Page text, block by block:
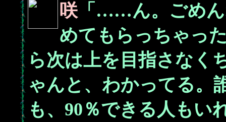
咲 「……ん。ごめ
めてもらっちゃっ
ら次は上を目指さな
ゃんと、わかってる。
も、90％できる人もい